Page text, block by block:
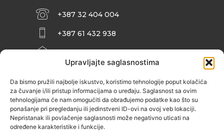
Upravljajte saglasnostima
Da bismo pružili najbolje iskustvo, koristimo tehnologije poput kolačića
za čuvanje i/ili pristup informacijama o uređaju. Saglasnost sa ovim
tehnologijama će nam omogućiti da obrađujemo podatke kao što su
ponašanje pri pregledanju ili jedinstveni ID-ovi na ovoj veb lokaciji.
Nepristanak ili povlačenje saglasnosti može negativno uticati na
određene karakteristike i funkcije.
+387 32 404 004
+387 61 432 938
INFO@ZENIT.BA
ZENIČANKA, 3. SPRAT), 72000 ZENICA